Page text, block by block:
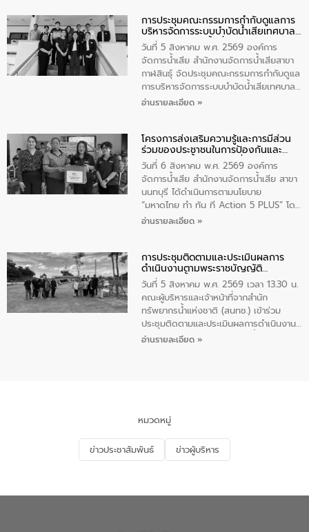
ความรู้แก่ประชาชน อาสาสมัครสาธารณสุข
ประจำหมู่บ้าน​ ชุมชนวัดหอไตรปิฏการาม
เพื่อส่งเสริมความรู้ด้านการจัดการน้ำเสียและ
สร้างจิตสำนึกในการอนุรักษ์สิ่งแวดล้อม ใน
หัวข้อ “น้ำเสียชุมชนและการบำบัดน้ำเสีย
เบื้องต้น” โดยให้ความรู้เกี่ยวกับสาเหตุและ
ผลกระทบของน้ำเสีย แนวทางการลดการ
ปิฏการาม อำเภอเมืองกาฬสินธุ์ จังหวัด
กาฬสินธุ์
การประชุมคณะกรรมการกำกับดูแลการ
บริหารจัดการระบบบำบัดน้ำเสียเทศบาล
เมืองกาฬสินธุ์ ครั้งที่ 1 ปีงบประมาณ
พ.ศ. 2569
วันที่ 5 สิงหาคม พ.ศ. 2569 องค์การ
จัดการน้ำเสีย สำนักงานจัดการน้ำเสียสาขา
กาฬสินธุ์ จัดประชุมคณะกรรมการกำกับดูแล
การบริหารจัดการระบบบำบัดน้ำเสียเทศบาล
เมืองกาฬสินธุ์ ครั้งที่ 1 ปีงบประมาณ พ.ศ.
ประธานการประชุม พร้อมด้วยคณะผู้บริหาร
นางสาวบุหงา รองไชย นักวิชาการสิ่ง
แวดล้อมชำนาญการ รักษาการผู้อำนวยการ
ส่วนสิ่งแวดล้อม สำนักงาน
ทรัพยากรธรรมชาติและสิ่งแวดล้อมจังหวัด
กาฬสินธุ์ และนางสาวศุทธวดี ศิริยานนท์ ผุ้
อำนวยการฝ่ายจัดการน้ำเสีย1 และรักษาการ
ณ ห้องประชุมเทศบาลเมืองกาฬสินธุ์
จังหวัดกาฬสินธุ์
อ่านรายละเอียด »
โครงการส่งเสริมความรู้และการมีส่วน
ร่วมของประชาชนในการป้องกันและ
แก้ไขปัญหาน้ำเสียอย่างยั่งยืน
วันที่ 6 สิงหาคม พ.ศ. 2569 องค์การ
จัดการน้ำเสีย สำนักงานจัดการน้ำเสีย สาขา
นนทบุรี ได้ดำเนินการตามนโยบาย
“มหาดไทย ทำ ทัน ที Action 5 PLUS” โดย
จัดโครงการส่งเสริมความรู้และการมีส่วน
“ชุมชนร่วมใจ น้ำใสยั่งยืน” ได้บรรยายให้
ความรู้เกี่ยวกับการจัดการน้ำเสียและการใช้
ถังดักไขมันให้แก่นักเรียนโรงเรียนเทศบาล
ปลายบางวัดสิงห์ (แจ่มชื่นวิทยาคม) อำเภอ
บางกรวย จังหวัดนนทบุรี จำนวน 30 คน
อ่านรายละเอียด »
การประชุมติดตามและประเมินผลการ
ดำเนินงานตามพระราชบัญญัติ
ทรัพยากรน้ำ พ.ศ. 2561 ประจำ
ปีงบประมาณ พ.ศ. 2569
วันที่ 5 สิงหาคม พ.ศ. 2569 เวลา 13.30 น.
คณะผู้บริหารและเจ้าหน้าที่จากสำนัก
ทรัพยากรน้ำแห่งชาติ (สนทช.) เข้าร่วม
ประชุมติดตามและประเมินผลการดำเนินงาน
ตามพระราชบัญญัติทรัพยากรน้ำ พ.ศ. 2561
ประชาชนในพื้นที่เทศบาลตำบลวัดสิงก์ที่มี
ส่วนได้ส่วนเสียในโครงก่อสร้างศูนย์บริหาร
จัดการคุณภาพน้ำเทศบาลตำบลวัดสิงห์
จังหวัดชัยนาท ให้การต้อนรับ
อ่านรายละเอียด »
หมวดหมู่
ข่าวประชาสัมพันธ์ ข่าวผู้บริหาร